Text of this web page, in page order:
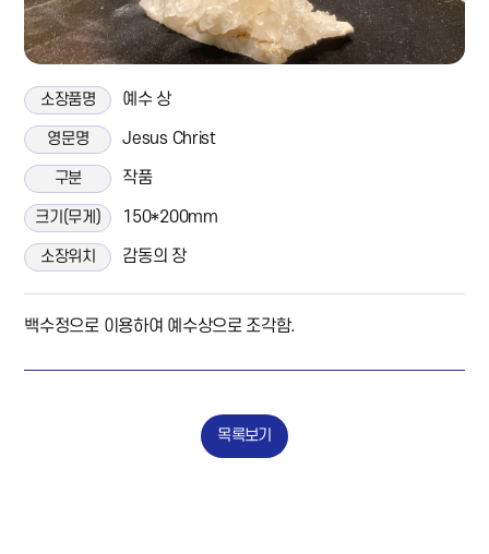
소장품명 예수 상
영문명 Jesus Christ
구분 작품
크기(무게) 150*200mm
소장위치 감동의 장
백수정으로 이용하여 예수상으로 조각함.
목록보기